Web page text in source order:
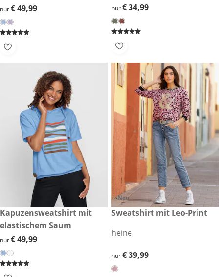
€ 49,99
nur€ 49,99
€ 34,99
nur€ 34,99
€ 49,99
Kapuzensweatshirt mit
elastischem Saum
€ 49,99
nur€ 49,99
Neu
€ 39,99
Sweatshirt mit Leo-Print
heine
€ 39,99
nur€ 39,99